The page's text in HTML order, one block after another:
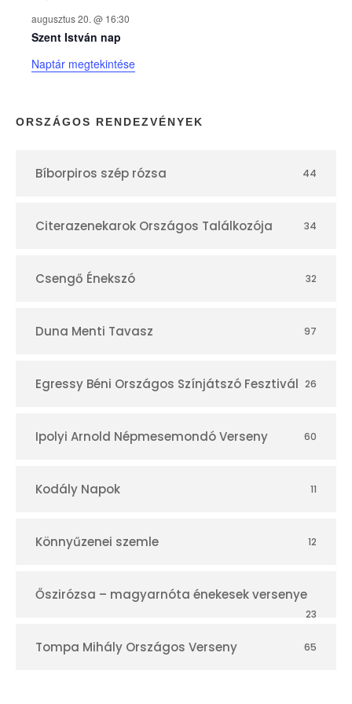
n
a
p
r
augusztus 20. @ 16:30
Szent István nap
Naptár megtekintése
ORSZÁGOS RENDEZVÉNYEK
Bíborpiros szép rózsa 44
Citerazenekarok Országos Találkozója 34
Csengő Énekszó 32
Duna Menti Tavasz 97
Egressy Béni Országos Színjátszó Fesztivál 26
Ipolyi Arnold Népmesemondó Verseny 60
Kodály Napok 11
Könnyűzenei szemle 12
Őszirózsa – magyarnóta énekesek versenye
23
Tompa Mihály Országos Verseny 65